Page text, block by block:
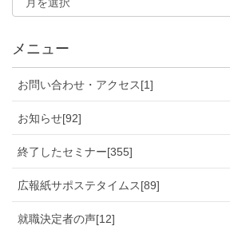
メニュー
お問い合わせ・アクセス[1]
お知らせ[92]
終了したセミナー[355]
広報紙サポステタイムス[89]
就職決定者の声[12]